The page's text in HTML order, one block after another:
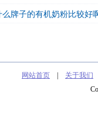
牌子的有机奶粉比较好
网站首页 关于我们